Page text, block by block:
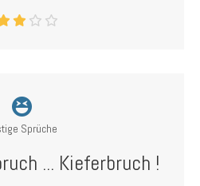
Sprüche
... Kieferbruch !